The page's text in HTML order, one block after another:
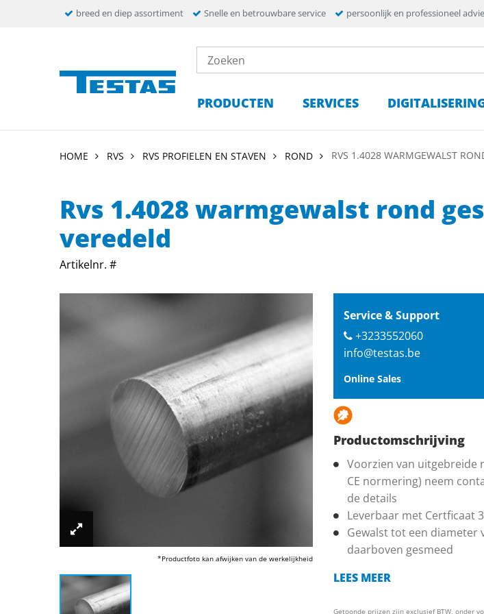
breed en diep assortiment Snelle en betrouwbare service persoonlijk en professioneel
PRODUCTEN SERVICES
HOME RVS RVS PROFIELEN EN STAVEN ROND RVS 1.4028 WARMGEWALST
Rvs 1.4028 warmgewalst rond
veredeld
Artikelnr. #
*Productfoto kan afwijken van de werkelijkheid
Service & Support
+3233552060
info@testas.be
Online Sales
Productomschrijving
Voorzien van uitgebreide
CE normering) neem
de details
Leverbaar met Certficaat
Gewalst tot een diameter
daarboven gesmeed
LEES MEER
Getoonde prijzen zijn exclusief BTW, onder